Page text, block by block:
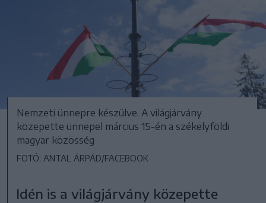
Nemzeti ünnepre készülve. A világjárvány
közepette ünnepel március 15-én a székelyföldi
magyar közösség
FOTÓ: ANTAL ÁRPÁD/FACEBOOK
Idén is a világjárvány közepette